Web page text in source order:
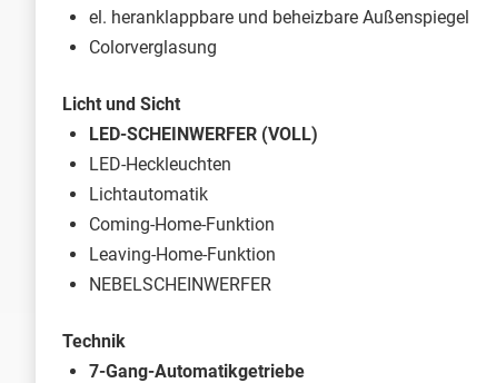
el. heranklappbare und beheizbare Außenspiegel
Colorverglasung
Licht und Sicht
LED-SCHEINWERFER (VOLL)
LED-Heckleuchten
Lichtautomatik
Coming-Home-Funktion
Leaving-Home-Funktion
NEBELSCHEINWERFER
Technik
7-Gang-Automatikgetriebe